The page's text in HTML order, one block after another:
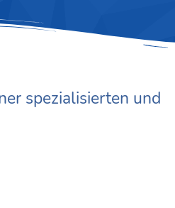
spezialisierten und